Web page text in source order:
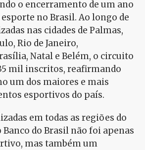
o encerramento de um ano
no Brasil. Ao longo de
nas cidades de Palmas,
Rio de Janeiro,
Natal e Belém, o circuito
mil inscritos, reafirmando
um dos maiores e mais
esportivos do país.
em todas as regiões do
do Brasil não foi apenas
mas também um